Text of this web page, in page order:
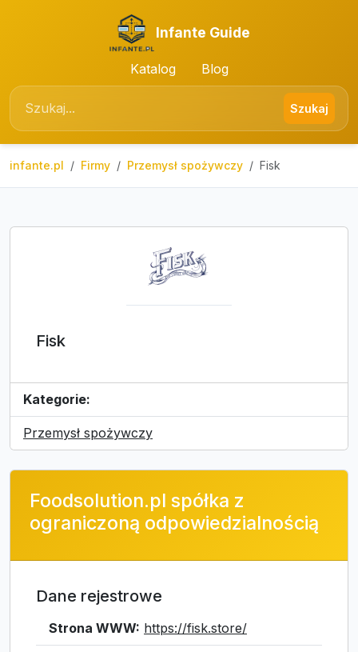
Infante Guide
Katalog Blog
Szukaj
infante.pl Firmy Przemysł spożywczy Fisk
Fisk
Kategorie:
Przemysł spożywczy
Foodsolution.pl spółka z
ograniczoną odpowiedzialnością
Dane rejestrowe
Strona WWW: https://fisk.store/